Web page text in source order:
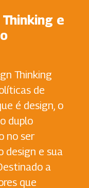
e
Thinking
de
é design, o
duplo
no ser
design e sua
a
que